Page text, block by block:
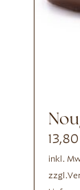
13,80
inkl.
zzgl.